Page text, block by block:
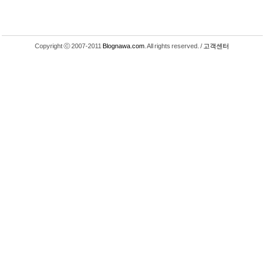
Copyright ⓒ 2007-2011 Blognawa.com . All rights reserved. / 고객센터